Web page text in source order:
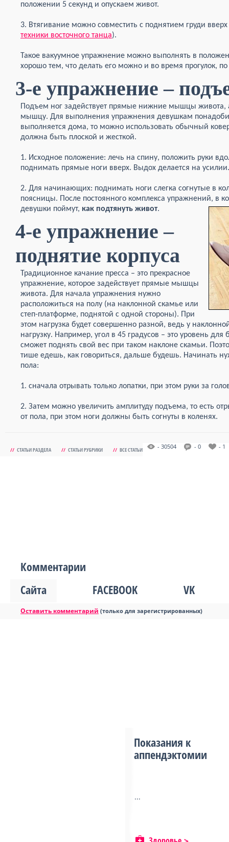
положении 5 секунд и опускаем живот.
3. Втягивание можно совместить с поднятием груди
техники восточного танца).
Такое вакуумное упражнение можно выполнять в
хорошо тем, что делать его можно и во время прогулок,
3-е упражнение –
Подъем ног задействует прямые нижние мышцы
мышцу. Для выполнения упражнения девушкам
выполняется дома, то можно использовать обычный
должна быть плоской и жесткой.
1. Исходное положение: лечь на спину, положить руки
поднимать прямые ноги вверх. Выдох делается на усилии.
2. Для начинающих: поднимать ноги слегка согнутые в
поясницы. После постоянного комплекса упражнений, в
девушки поймут, как подтянуть живот.
4-е упражнение –
поднятие корпуса
Традиционное качание пресса – это прекрасное
упражнение, которое задействует прямые мышцы
живота. Для начала упражнения нужно
расположиться на полу (на наклонной скамье или
степ-платформе, поднятой с одной стороны). При
этом нагрузка будет совершенно разной, ведь у
нагрузку. Например, угол в 45 градусов – это уровень
сможет поднять свой вес при таком наклоне скамьи.
тише едешь, как говориться, дальше будешь. Начинать
пола:
1. сначала отрывать только лопатки, при этом руки за
2. Затем можно увеличить амплитуду подъема, то есть
от пола, при этом ноги должны быть согнуты в коленях.
// СТАТЬИ РАЗДЕЛА // СТАТЬИ РУБРИКИ // ВСЕ СТАТЬИ - 30504 - 0 - 1
Комментарии
Сайта
FACEBOOK VK
Оставить комментарий (только для зарегистрированных)
Показания к
аппендэктомии
...